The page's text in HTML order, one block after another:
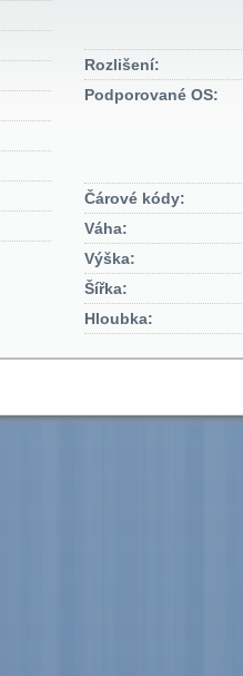
Rozlišení:
Podporované OS:
Čárové kódy:
Váha:
Výška:
Šířka:
Hloubka: